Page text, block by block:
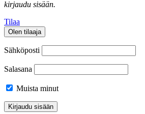
kirjaudu sisään.
Tilaa
Olen tilaaja
Sähköposti
Salasana
Muista minut